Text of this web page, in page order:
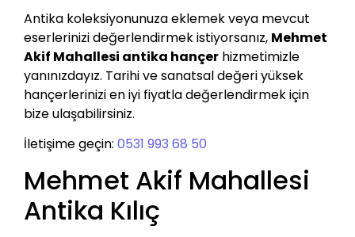
Antika koleksiyonunuza eklemek veya mevcut
eserlerinizi değerlendirmek istiyorsanız, Mehmet
Akif Mahallesi antika hançer hizmetimizle
yanınızdayız. Tarihi ve sanatsal değeri yüksek
hançerlerinizi en iyi fiyatla değerlendirmek için
bize ulaşabilirsiniz.
İletişime geçin: 0531 993 68 50
Mehmet Akif Mahallesi
Antika Kılıç